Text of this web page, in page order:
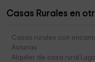
Casas Rurales en
Casas rurales con
Asturias
Alquiler de casa rural